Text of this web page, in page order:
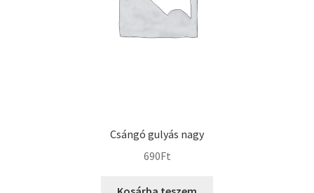
Csángó gulyás nagy
690Ft